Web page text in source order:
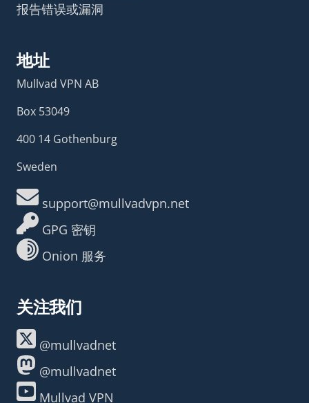
报告错误或漏洞
地址
Mullvad VPN AB
Box 53049
400 14 Gothenburg
Sweden
support@mullvadvpn.net
GPG 密钥
Onion 服务
关注我们
@mullvadnet
@mullvadnet
Mullvad VPN